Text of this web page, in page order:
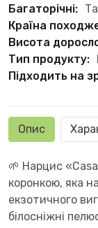
Багаторічні:
Країна
Висота
Тип продукту:
Підходить на
Опис
🌱 Нарцис
коронкою, яка
екзотичного
білосніжні